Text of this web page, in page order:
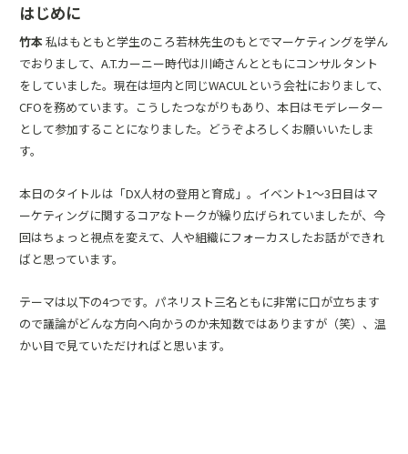
はじめに
竹本私はもともと学生のころ若林先生のもとでマーケティングを学ん
でおりまして、A.T.カーニー時代は川崎さんとともにコンサルタント
をしていました。現在は垣内と同じWACULという会社におりまして、
CFOを務めています。こうしたつながりもあり、本日はモデレーター
として参加することになりました。どうぞよろしくお願いいたしま
す。
本日のタイトルは「DX人材の登用と育成」。イベント1〜3日目はマ
ーケティングに関するコアなトークが繰り広げられていましたが、今
回はちょっと視点を変えて、人や組織にフォーカスしたお話ができれ
ばと思っています。
テーマは以下の4つです。パネリスト三名ともに非常に口が立ちます
ので議論がどんな方向へ向かうのか未知数ではありますが（笑）、温
かい目で見ていただければと思います。